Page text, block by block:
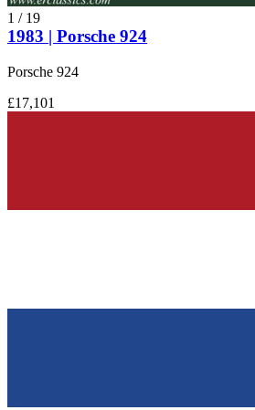
1 / 19
1983 | Porsche 924
Porsche 924
£17,101